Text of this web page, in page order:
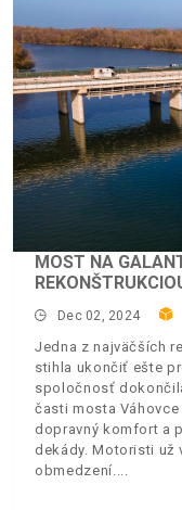
MOST NA
Dec 02, 2024
Jedna z najväčších
stihla ukončiť ešte
spoločnosť
časti mosta
dopravný komfort a
dekády. Motoristi už
obmedzení.